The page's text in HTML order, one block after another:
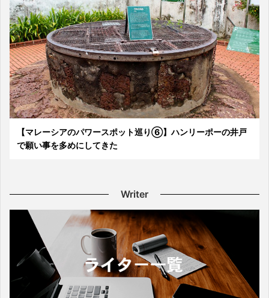
【マレーシアのパワースポット巡り⑥】ハンリーポーの井戸
で願い事を多めにしてきた
Writer